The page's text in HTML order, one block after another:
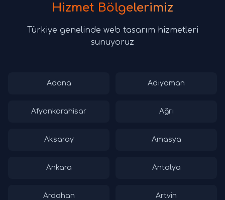
Hizmet Bölgelerimiz
Türkiye genelinde web tasarım hizmetleri
sunuyoruz
Adana Adıyaman
Afyonkarahisar Ağrı
Aksaray Amasya
Ankara Antalya
Ardahan Artvin